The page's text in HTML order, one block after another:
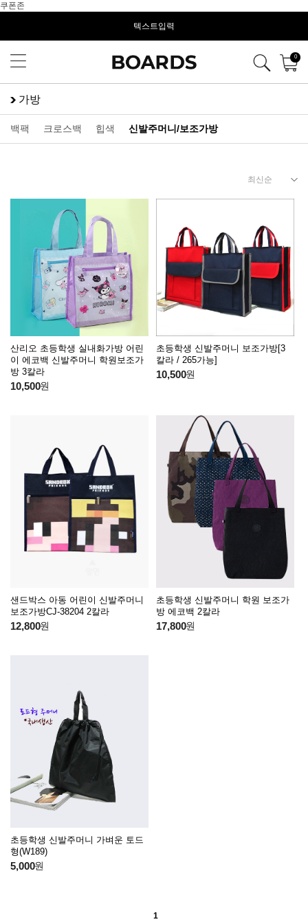
쿠폰존
텍스트입력
0
가방
백팩 크로스백 힙색 신발주머니/보조가방
산리오 초등학생 실내화가방 어린
이 에코백 신발주머니 학원보조가
방 3칼라
10,500원
초등학생 신발주머니 보조가방[3
칼라 / 265가능]
10,500원
샌드박스 아동 어린이 신발주머니
보조가방CJ-38204 2칼라
12,800원
초등학생 신발주머니 학원 보조가
방 에코백 2칼라
17,800원
초등학생 신발주머니 가벼운 토드
형(W189)
5,000원
1